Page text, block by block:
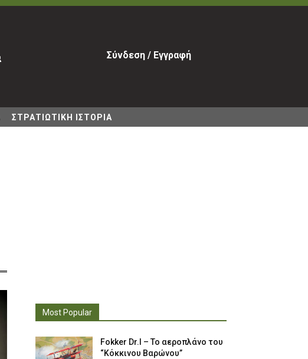
Σύνδεση / Εγγραφή
ΣΤΡΑΤΙΩΤΙΚΗ ΙΣΤΟΡΙΑ
Most Popular
Fokker Dr.I – To αεροπλάνο του
“Κόκκινου Βαρώνου”